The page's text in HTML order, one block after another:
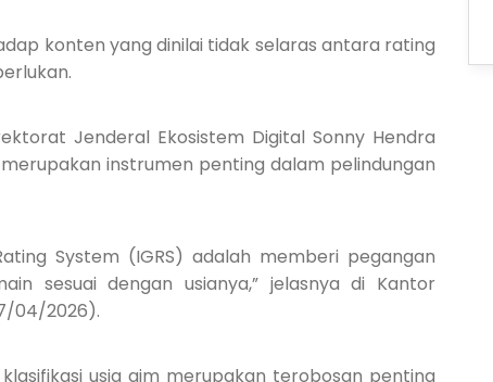
konten yang dinilai tidak selaras antara rating
Jenderal Ekosistem Digital Sonny Hendra
instrumen penting dalam pelindungan
System (IGRS) adalah memberi pegangan
sesuai dengan usianya,” jelasnya di Kantor
04/2026).
usia gim merupakan terobosan penting